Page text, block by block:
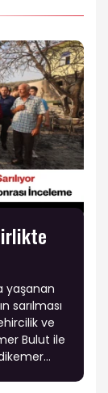
yaşanan
sarılması
ve
Bulut ile